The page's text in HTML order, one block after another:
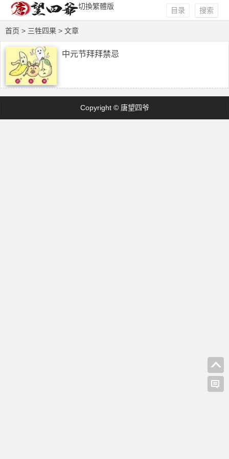
切換繁體版 搜索
目录
首页 > 三牲四果 > 文章
中元节拜拜禁忌
Copyright © 唐望四爷